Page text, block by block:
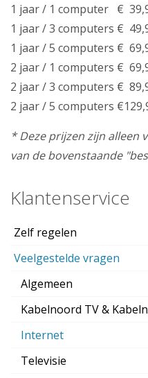
1 jaar / 1 computer €
1 jaar / 3 computers €
1 jaar / 5 computers €
2 jaar / 1 computers €
2 jaar / 3 computers €
2 jaar / 5 computers
* Deze prijzen zijn alleen
van de bovenstaande
Klantenservice
Zelf regelen
Veelgestelde vragen
Algemeen
Kabelnoord TV &
Internet
Televisie